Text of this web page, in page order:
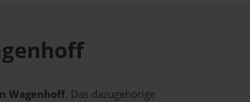
Wagenhoff. Das dazugehörige